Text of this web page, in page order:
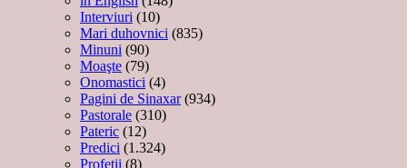
Interviuri (10)
Mari duhovnici (835)
Minuni (90)
Moaşte (79)
Onomastici (4)
Pagini de Sinaxar(934)
Pastorale (310)
Pateric (12)
Predici (1.324)
Profetii (8)